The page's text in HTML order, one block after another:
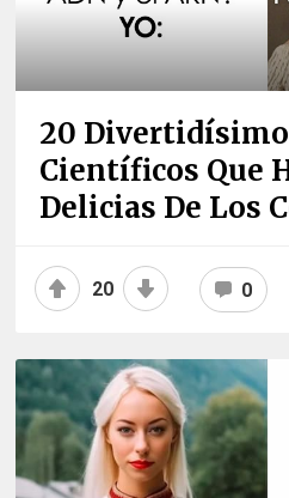
20
Científicos Que
Delicias De Los
20 0